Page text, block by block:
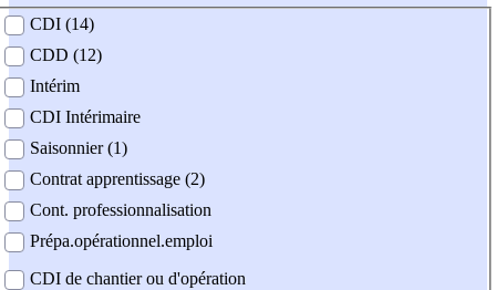
contrat
CDI (14)
CDD (12)
Intérim
CDI Intérimaire
Saisonnier (1)
Contrat apprentissage (2)
Cont. professionnalisation
Prépa.opérationnel.emploi
CDI de chantier ou d'opération